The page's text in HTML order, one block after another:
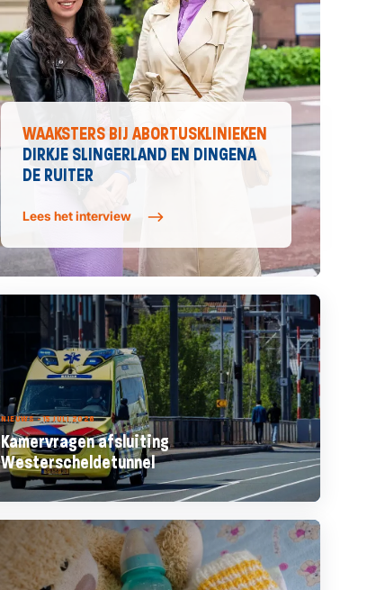
WAAKSTERS BIJ ABORTUSKLINIEKEN
DIRKJE SLINGERLAND EN DINGENA
DE RUITER
Lees het interview
NIEUWS - 15 JULI 2026
Kamervragen afsluiting
Westerscheldetunnel